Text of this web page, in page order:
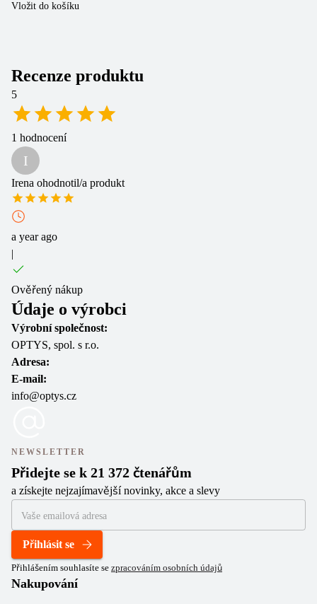
Vložit do košíku
Recenze produktu
5
1 hodnocení
I
Irena ohodnotil/a produkt
a year ago
|
Ověřený nákup
Údaje o výrobci
Výrobní společnost:
OPTYS, spol. s r.o.
Adresa:
E-mail:
info@optys.cz
NEWSLETTER
Přidejte se k 21 372 čtenářům
a získejte nejzajímavější novinky, akce a slevy
Přihlásit se
Přihlášením souhlasíte se zpracováním osobních údajů
Nakupování